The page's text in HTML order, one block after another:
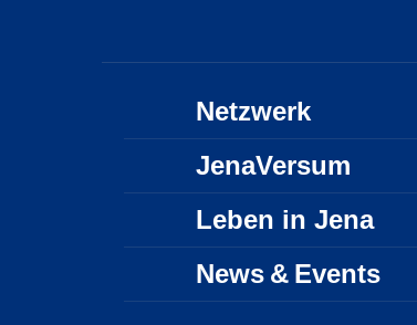
Netzwerk
JenaVersum
Leben in Jena
News & Events